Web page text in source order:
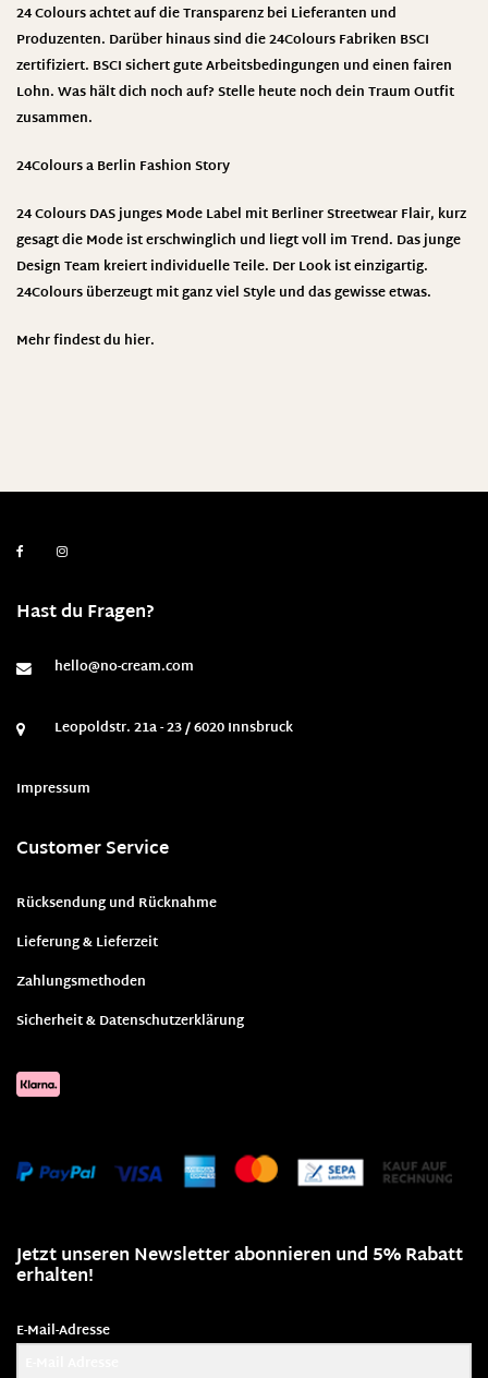
24 Colours achtet auf die Transparenz bei Lieferanten und
Produzenten. Darüber hinaus sind die 24Colours Fabriken BSCI
zertifiziert. BSCI sichert gute Arbeitsbedingungen und einen fairen
Lohn. Was hält dich noch auf? Stelle heute noch dein Traum Outfit
zusammen.
24Colours a Berlin Fashion Story
24 Colours DAS junges Mode Label mit Berliner Streetwear Flair, kurz
gesagt die Mode ist erschwinglich und liegt voll im Trend. Das junge
Design Team kreiert individuelle Teile. Der Look ist einzigartig.
24Colours überzeugt mit ganz viel Style und das gewisse etwas.
Mehr findest du hier.
Hast du Fragen?
hello@no-cream.com
Leopoldstr. 21a - 23 / 6020 Innsbruck
Impressum
Customer Service
Rücksendung und Rücknahme
Lieferung & Lieferzeit
Zahlungsmethoden
Sicherheit & Datenschutzerklärung
Jetzt unseren Newsletter abonnieren und 5% Rabatt
erhalten!
E-Mail-Adresse